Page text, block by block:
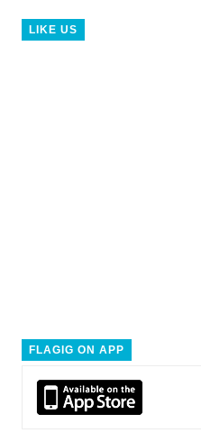
LIKE US
FLAGIG ON APP